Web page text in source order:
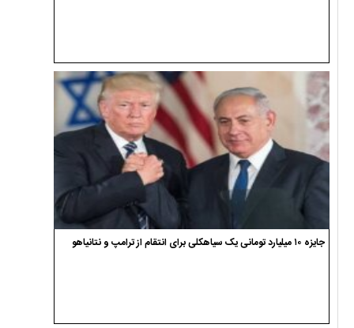
جایزه ۱۰ میلیارد تومانی یک سیاهکلی برای انتقام از ترامپ و نتانیاهو